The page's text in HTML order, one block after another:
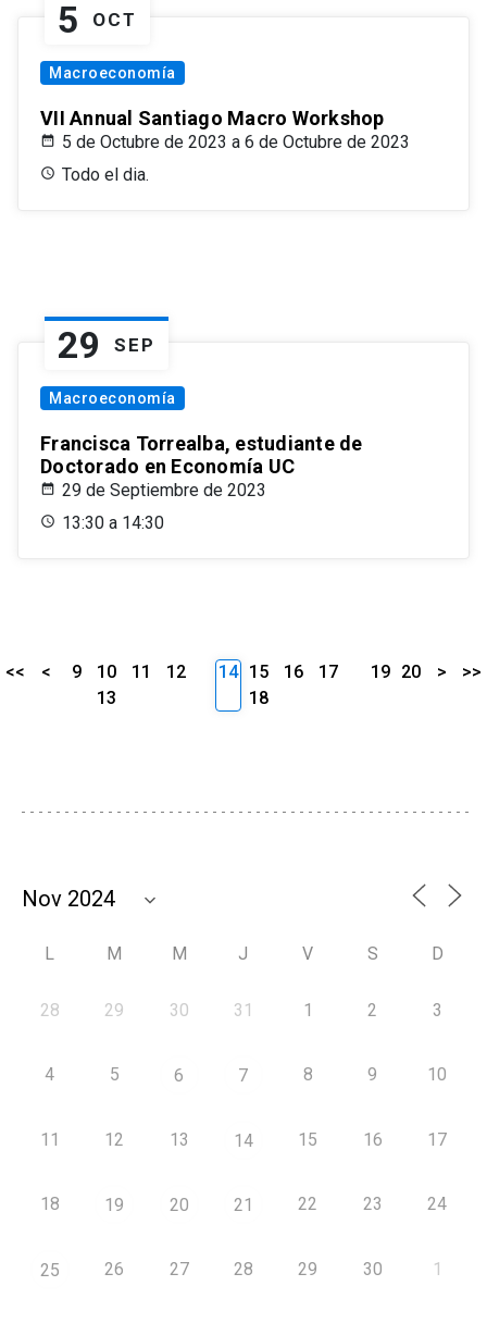
5 OCT
Macroeconomía
VII Annual Santiago Macro Workshop
5 de Octubre de 2023 a 6 de Octubre de 2023
Todo el dia.
29 SEP
Macroeconomía
Francisca Torrealba, estudiante de
Doctorado en Economía UC
29 de Septiembre de 2023
13:30 a 14:30
<< < 9 10 11
12
13
14 15 16
17
18
19 20 > >>
L M M J V S D
28 29 30 31 1 2 3
4 5 6 7 8 9 10
11 12 13 14 15 16 17
18 19 20 21 22 23 24
25 26 27 28 29 30 1